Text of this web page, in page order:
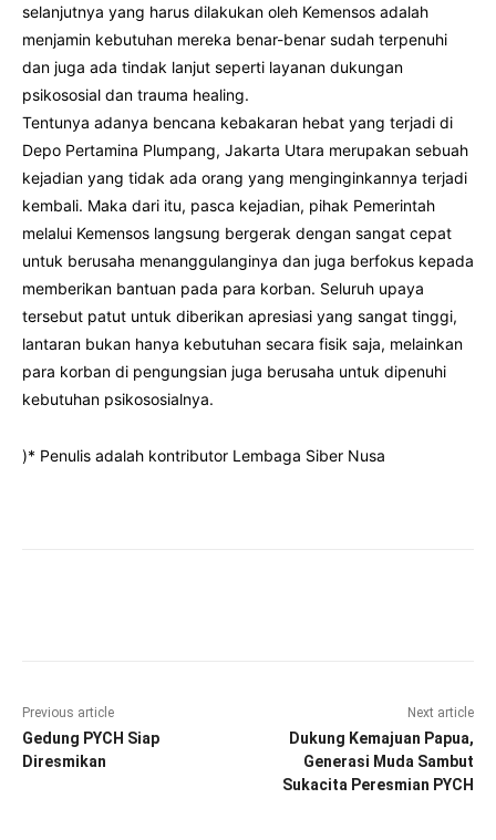
selanjutnya yang harus dilakukan oleh Kemensos adalah
menjamin kebutuhan mereka benar-benar sudah terpenuhi
dan juga ada tindak lanjut seperti layanan dukungan
psikososial dan trauma healing.
Tentunya adanya bencana kebakaran hebat yang terjadi di
Depo Pertamina Plumpang, Jakarta Utara merupakan sebuah
kejadian yang tidak ada orang yang menginginkannya terjadi
kembali. Maka dari itu, pasca kejadian, pihak Pemerintah
melalui Kemensos langsung bergerak dengan sangat cepat
untuk berusaha menanggulanginya dan juga berfokus kepada
memberikan bantuan pada para korban. Seluruh upaya
tersebut patut untuk diberikan apresiasi yang sangat tinggi,
lantaran bukan hanya kebutuhan secara fisik saja, melainkan
para korban di pengungsian juga berusaha untuk dipenuhi
kebutuhan psikososialnya.
)* Penulis adalah kontributor Lembaga Siber Nusa
Previous article
Gedung PYCH Siap
Diresmikan
Next article
Dukung Kemajuan Papua,
Generasi Muda Sambut
Sukacita Peresmian PYCH